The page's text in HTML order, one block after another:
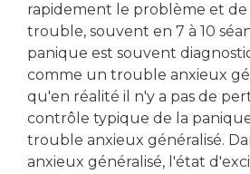
rapidement le problème et
trouble, souvent en 7 à 10
panique est souvent
comme un trouble anxieux
qu'en réalité il n'y a pas de
contrôle typique de la
trouble anxieux généralisé.
anxieux généralisé, l'état